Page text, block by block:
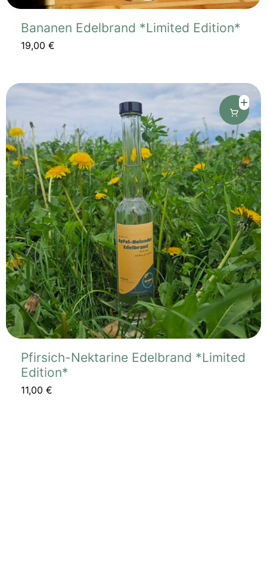
Bananen Edelbrand *Limited Edition*
19,00 €
Pfirsich-Nektarine Edelbrand *Limited
Edition*
11,00 €
Dieses
weist
mehrere
Varianten
auf.
Die
Optionen
können
auf
der
Produktseite
gewählt
werden